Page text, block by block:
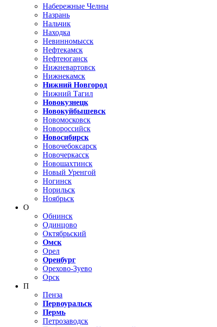
Набережные Челны
Назрань
Нальчик
Находка
Невинномысск
Нефтекамск
Нефтеюганск
Нижневартовск
Нижнекамск
Нижний Новгород
Нижний Тагил
Новокузнецк
Новокуйбышевск
Новомосковск
Новороссийск
Новосибирск
Новочебоксарск
Новочеркасск
Новошахтинск
Новый Уренгой
Ногинск
Норильск
Ноябрьск
О
Обнинск
Одинцово
Октябрьский
Омск
Орел
Оренбург
Орехово-Зуево
Орск
П
Пенза
Первоуральск
Пермь
Петрозаводск